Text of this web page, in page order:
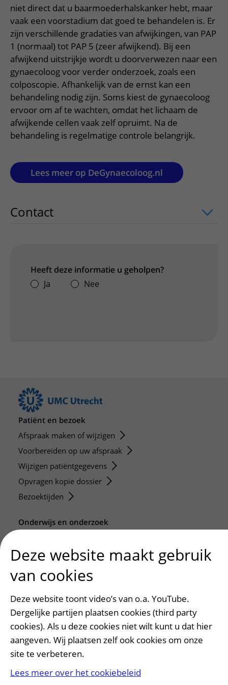
Onderzoeken en diagnostiek
Het Wilhelmina Kinderziekenhuis
Bloedprikken
Wachttijden
Bezoektijden
Wijzigen patiëntgegevens
Mijn UMC Utrecht patiëntportaal
Faciliteiten en voorzieningen
Bezoekregels
Kwaliteit en veiligheid
Route naar het ziekenhuis
Parkeren
Wegwijs in het ziekenhuis
Contact met polikliniek
Contact met verpleegafdeling
Het Wilhelmina Kinderziekenhuis
Teleconsult aanvragen
Diagnostiek aanvragen
Zorgverlenersportaal
Over UMC Utrecht
Research
Onderwijs
Werken bij het UMC Utrecht
niet direct dat u baarmoederhalskanker hebt, maar
vaak een voorstadium dat goed te behandelen is. Er
zijn verschillende gradaties van afwijkingen, van PAP
1 (normaal) tot PAP 5 (zeer afwijkend). Bij een
afwijkend uitstrijkje wordt u doorverwezen naar een
gynaecoloog voor verder onderzoek, zoals een
colposcopie. Afhankelijk van de ernst kan een
behandeling nodig zijn. Soms kiest de gynaecoloog
ervoor om af te wachten, omdat het lichaam de
afwijkende cellen vaak zelf opruimt. Na de
behandeling is regelmatige controle belangrijk.
Lees meer op DeGynaecoloog.nl
Contact uitklapper, klik om te openen
Heeft deze informatie u geholpen?
Ja
Nee
Patiënt en bezoek
Afspraak maken of wijzigen
Voorbereiden op uw afspraak
Wijzigen patiëntgegevens
Opvragen kopie dossier
Bezoektijden
Onderwijs en onderzoek
De Nieuwe Utrechtse School
Stage en opleidingsplaatsen
Research
Strategic programs
Research groups
Researchers
Research technologies
Verwijzers
Deze website maakt gebruik
van cookies
Deze website toont video’s van o.a. YouTube.
Dergelijke partijen plaatsen cookies (third party
cookies). Als u deze cookies niet wilt kunt u dat hier
aangeven. Wij plaatsen zelf ook cookies om onze
site te verbeteren.
Lees meer over het cookiebeleid